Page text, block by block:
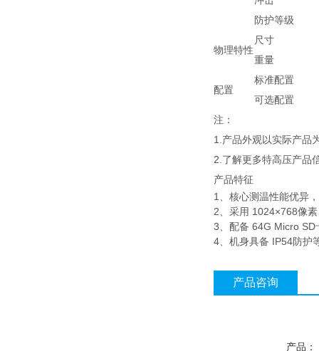
防护等级
物理特性
尺寸
重量
配置
标准配置
可选配置
注：
1.产品外观以实际产品
2.了解更多特高压产品
产品特征
1、核心测温性能优异
2、采用 ‌1024×768像
3、配备 ‌64G Micro SD
4、机身具备 ‌IP54防护
产品咨询
产品：